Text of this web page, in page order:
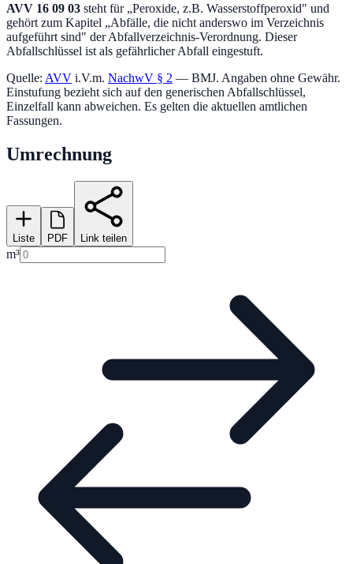
AVV 16 09 03 steht für „Peroxide, z.B. Wasserstoffperoxid" und
gehört zum Kapitel „Abfälle, die nicht anderswo im Verzeichnis
aufgeführt sind" der Abfallverzeichnis-Verordnung. Dieser
Abfallschlüssel ist als gefährlicher Abfall eingestuft.
Quelle: AVV i.V.m. NachwV § 2 — BMJ. Angaben ohne Gewähr.
Einstufung bezieht sich auf den generischen Abfallschlüssel,
Einzelfall kann abweichen. Es gelten die aktuellen amtlichen
Fassungen.
Umrechnung
Liste PDF Link teilen
m³